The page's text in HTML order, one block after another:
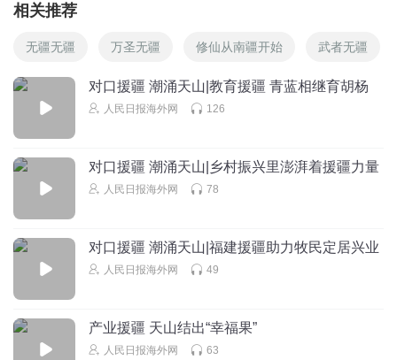
相关推荐
无疆无疆 万圣无疆 修仙从南疆开始 武者无疆
对口援疆 潮涌天山|教育援疆 青蓝相继育胡杨
人民日报海外网 126
对口援疆 潮涌天山|乡村振兴里澎湃着援疆力量
人民日报海外网 78
对口援疆 潮涌天山|福建援疆助力牧民定居兴业
人民日报海外网 49
产业援疆 天山结出“幸福果”
人民日报海外网 63